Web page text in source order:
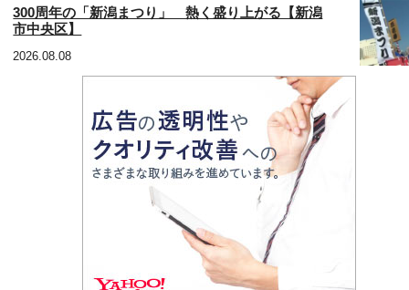
300周年の「新潟まつり」 熱く盛り上がる【新潟
市中央区】
2026.08.08